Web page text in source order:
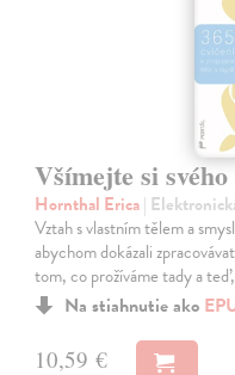
Všímejte si
Hornthal Erica|
Vztah s vlastním tělem a
abychom dokázali
tom, co prožíváme tady a
Na stiahnutie ako
10,59 €